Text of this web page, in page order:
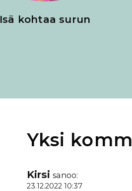
Isä kohtaa surun
Yksi
Kirsi sanoo:
23.12.2022 10:37